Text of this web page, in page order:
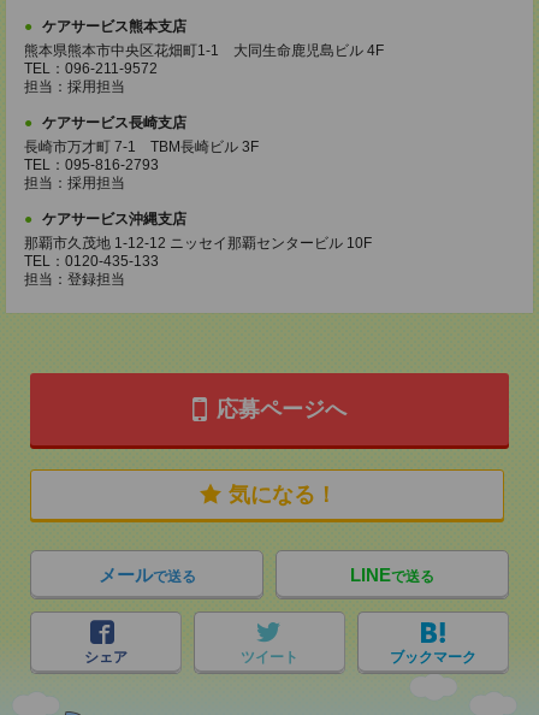
ケアサービス熊本支店
熊本県熊本市中央区花畑町1-1 大同生命鹿児島ビル 4F
TEL：096-211-9572
担当：採用担当
ケアサービス長崎支店
長崎市万才町 7-1 TBM長崎ビル 3F
TEL：095-816-2793
担当：採用担当
ケアサービス沖縄支店
那覇市久茂地 1-12-12 ニッセイ那覇センタービル 10F
TEL：0120-435-133
担当：登録担当
応募ページへ
気になる！
メールで送る LINEで送る
シェア ツイート ブックマーク